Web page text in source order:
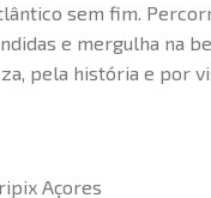
sem fim.
e mergulha na
pela história e por
Açores